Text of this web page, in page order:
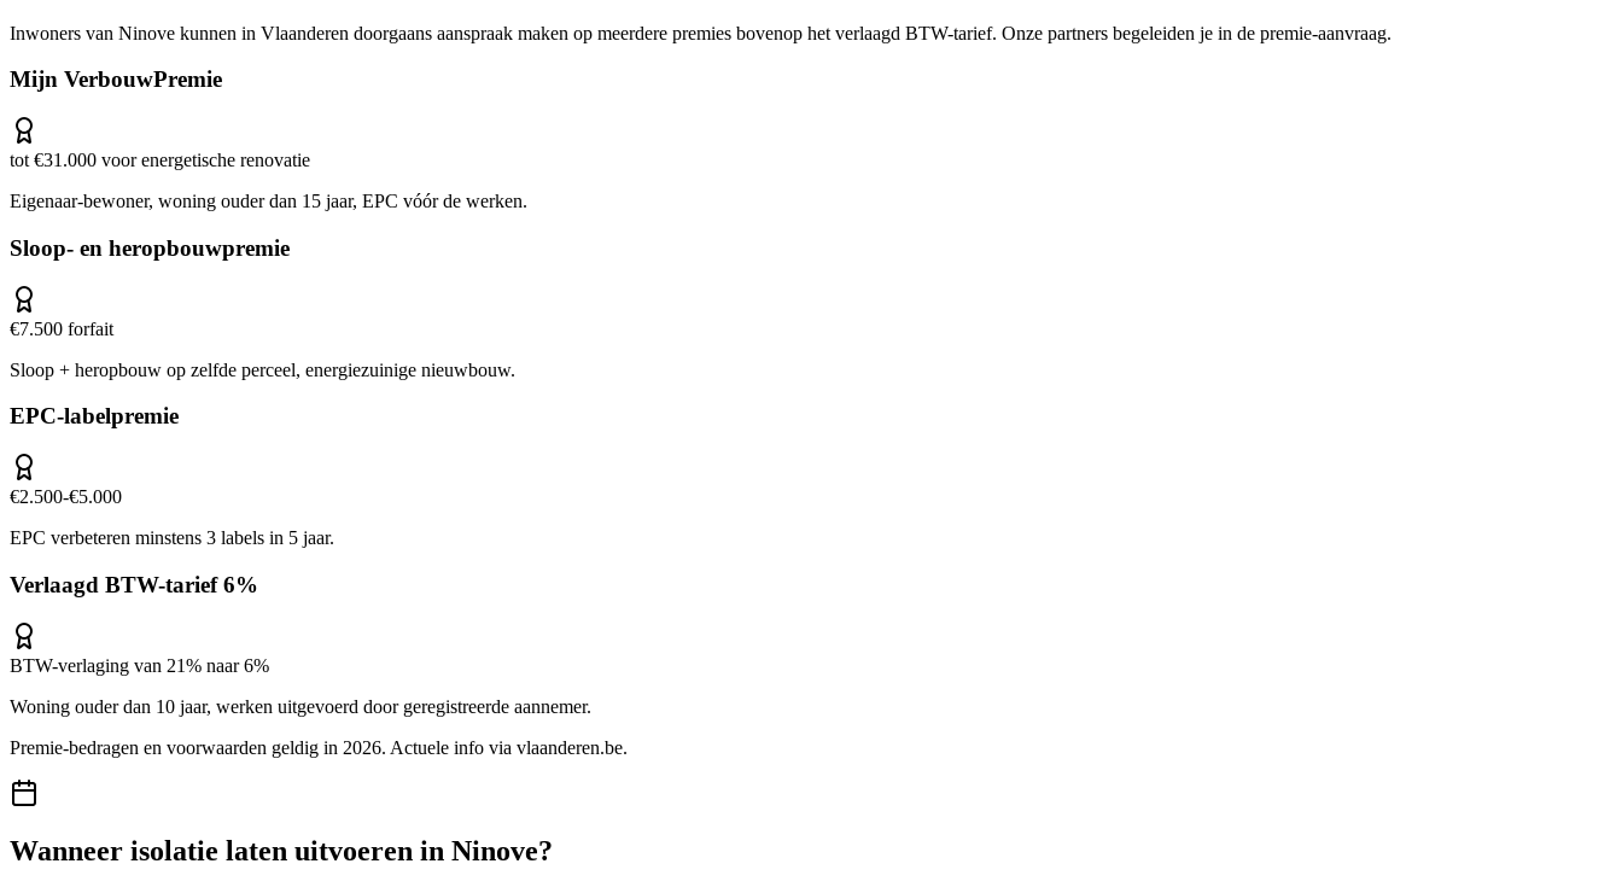
Inwoners van Ninove kunnen in Vlaanderen doorgaans aanspraak maken op meerdere premies bovenop het verlaagd BTW-tarief. Onze partners begeleiden je in de premie-aanvraag.
Mijn VerbouwPremie
tot €31.000 voor energetische renovatie
Eigenaar-bewoner, woning ouder dan 15 jaar, EPC vóór de werken.
Sloop- en heropbouwpremie
€7.500 forfait
Sloop + heropbouw op zelfde perceel, energiezuinige nieuwbouw.
EPC-labelpremie
€2.500-€5.000
EPC verbeteren minstens 3 labels in 5 jaar.
Verlaagd BTW-tarief 6%
BTW-verlaging van 21% naar 6%
Woning ouder dan 10 jaar, werken uitgevoerd door geregistreerde aannemer.
Premie-bedragen en voorwaarden geldig in 2026. Actuele info via vlaanderen.be.
Wanneer isolatie laten uitvoeren in Ninove?